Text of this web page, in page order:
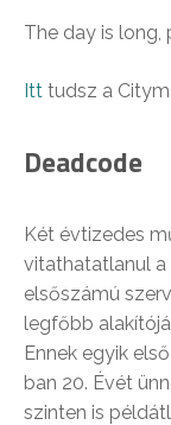
The day is long,
Itt tudsz a
Deadcode
Két évtizedes
vitathatatlanul a
elsőszámú
legfőbb
Ennek egyik
ban 20. Évét
szinten is